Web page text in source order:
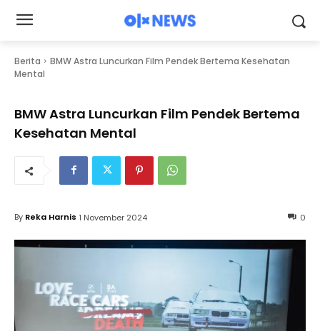
Berita
BMW Astra Luncurkan Film Pendek Bertema Kesehatan
Mental
BMW Astra Luncurkan Film Pendek Bertema
Kesehatan Mental
0
By Reka Harnis 1 November 2024